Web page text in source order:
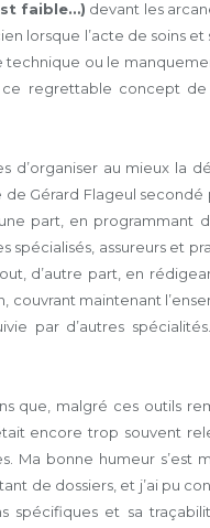
faible…) devant les
lorsque l’acte de soins et
ou le
ce regrettable concept
d’organiser au mieux la
de Gérard Flageul
part, en programmant
spécialisés, assureurs et
d’autre part, en
couvrant maintenant
par d’autres
que, malgré ces outils
encore trop souvent
Ma bonne humeur s’est
de dossiers, et j’ai pu
spécifiques et sa